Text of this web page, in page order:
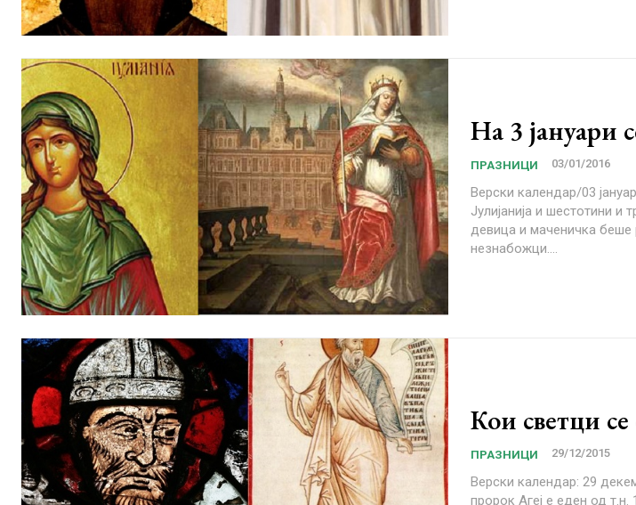
На 3 јануари
ПРАЗНИЦИ 03/01/2016
Верски календар/03 јануари МПЦ-ОА/ Светата
Јулијанија и шестотини и
девица и маченичка беше
незнабожци....
Кои светци се
ПРАЗНИЦИ 29/12/2015
Верски календар: 29 декември. МПЦ/Св. Пророк
пророк Агеј е еден од